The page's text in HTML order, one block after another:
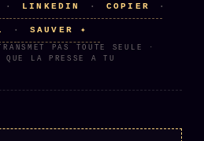
membre
· LINKEDIN · COPIER ·
· SAUVER ✦
PAS TOUTE SEULE ·
QUE LA PRESSE A TU